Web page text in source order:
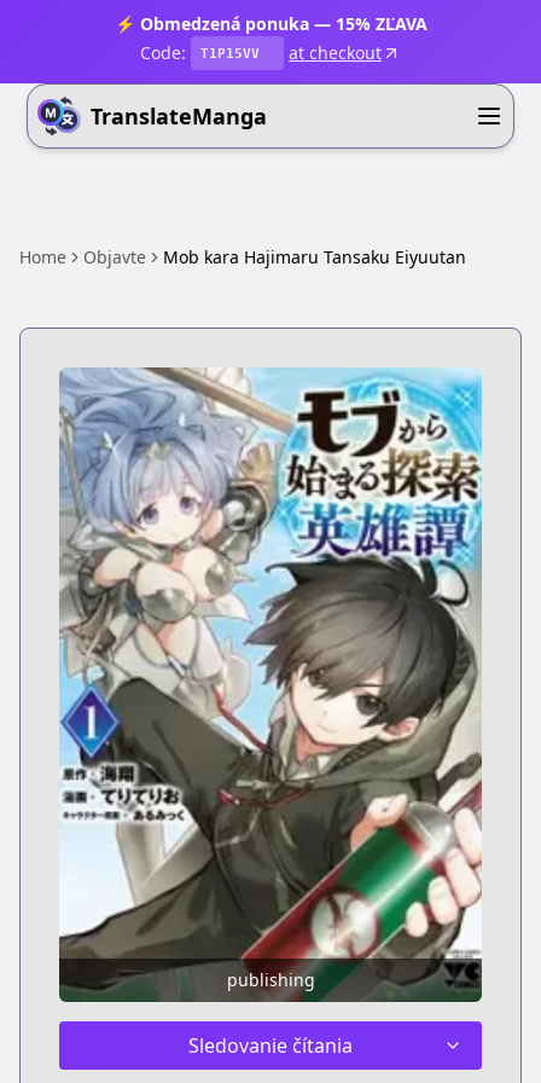
⚡ Obmedzená ponuka — 15% ZĽAVA
Code:
T1P15VV at checkout
TranslateManga
Home Objavte Mob kara Hajimaru Tansaku Eiyuutan
publishing
Sledovanie čítania